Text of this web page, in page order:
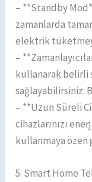
– **Standby
zamanlarda
elektrik
–
kullanarak belirli
sağlayabilirsiniz.
– **Uzun Süreli
cihazlarınızı
kullanmaya özen
5. Smart Home